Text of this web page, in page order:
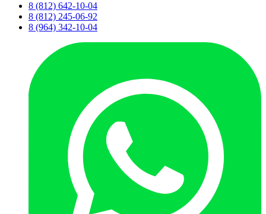
8 (812) 642-10-04
8 (812) 245-06-92
8 (964) 342-10-04